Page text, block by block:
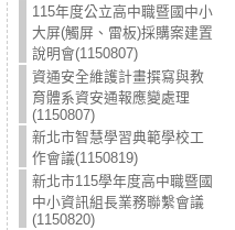
115年度公立高中職暨國中小
大屏(觸屏、雷板)採購案建置
說明會(1150807)
資通安全維護計畫撰寫與教
育體系資安通報應變處理
(1150807)
新北市智慧學習典範學校工
作會議(1150819)
新北市115學年度高中職暨國
中小資訊組長業務聯繫會議
(1150820)